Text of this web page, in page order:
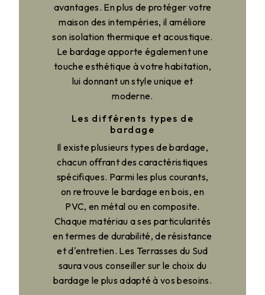
avantages. En plus de protéger votre
maison des intempéries, il améliore
son isolation thermique et acoustique.
Le bardage apporte également une
touche esthétique à votre habitation,
lui donnant un style unique et
moderne.
Les différents types de
bardage
Il existe plusieurs types de bardage,
chacun offrant des caractéristiques
spécifiques. Parmi les plus courants,
on retrouve le bardage en bois, en
PVC, en métal ou en composite.
Chaque matériau a ses particularités
en termes de durabilité, de résistance
et d'entretien. Les Terrasses du Sud
saura vous conseiller sur le choix du
bardage le plus adapté à vos besoins.